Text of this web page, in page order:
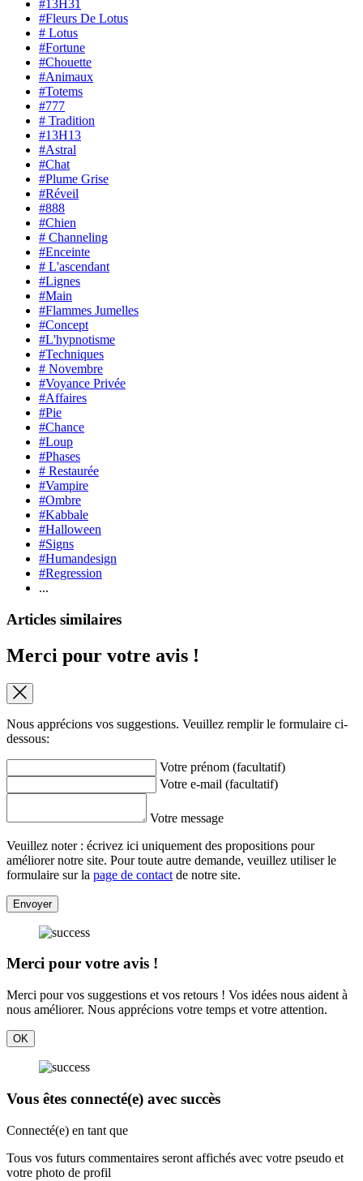
#13H31
#Fleurs De Lotus
# Lotus
#Fortune
#Chouette
#Animaux
#Totems
#777
# Tradition
#13H13
#Astral
#Chat
#Plume Grise
#Réveil
#888
#Chien
# Channeling
#Enceinte
# L'ascendant
#Lignes
#Main
#Flammes Jumelles
#Concept
#L'hypnotisme
#Techniques
# Novembre
#Voyance Privée
#Affaires
#Pie
#Chance
#Loup
#Phases
# Restaurée
#Vampire
#Ombre
#Kabbale
#Halloween
#Signs
#Humandesign
#Regression
...
Articles similaires
Merci pour votre avis !
Nous apprécions vos suggestions. Veuillez remplir le formulaire ci-
dessous:
Votre prénom (facultatif)
Votre e-mail (facultatif)
Votre message
Veuillez noter : écrivez ici uniquement des propositions pour
améliorer notre site. Pour toute autre demande, veuillez utiliser le
formulaire sur la page de contact de notre site.
Envoyer
Merci pour votre avis !
Merci pour vos suggestions et vos retours ! Vos idées nous aident à
nous améliorer. Nous apprécions votre temps et votre attention.
OK
Vous êtes connecté(e) avec succès
Connecté(e) en tant que
Tous vos futurs commentaires seront affichés avec votre pseudo et
votre photo de profil